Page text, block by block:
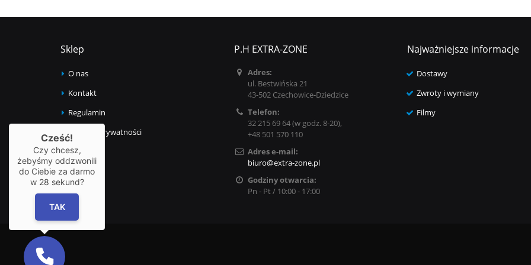
Sklep
O nas
Kontakt
Regulamin
Polityka prywatności
P.H EXTRA-ZONE
Adres:
ul. Bestwińska 21
43-502 Czechowice-Dziedzice
Telefon:
32 215 69 64 (w godz. 8-20),
+48 501 570 110
Adres e-mail:
biuro@extra-zone.pl
Godziny otwarcia:
Pn - Pt / 10:00 - 17:00
Najważniejsze informacje
Dostawy
Zwroty i wymiany
Filmy
Cześć!
Czy chcesz,
żebyśmy oddzwonili
do Ciebie za darmo
w 28 sekund?
TAK